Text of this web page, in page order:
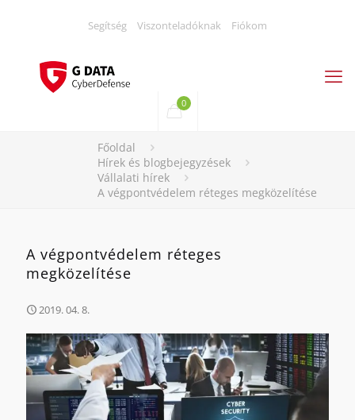
Segítség Viszonteladóknak Fiókom
0
Főoldal
Hírek és blogbejegyzések
Vállalati hírek
A végpontvédelem réteges megközelítése
A végpontvédelem réteges
megközelítése
2019. 04. 8.